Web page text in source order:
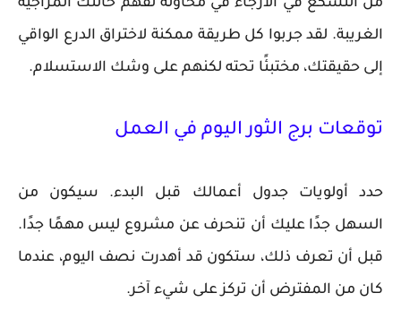
من التسكع في الأرجاء في محاولة لفهم حالتك المزاجية
الغريبة. لقد جربوا كل طريقة ممكنة لاختراق الدرع الواقي
إلى حقيقتك، مختبئًا تحته لكنهم على وشك الاستسلام.
توقعات برج الثور اليوم في العمل
حدد أولويات جدول أعمالك قبل البدء. سيكون من
السهل جدًا عليك أن تنحرف عن مشروع ليس مهمًا جدًا.
قبل أن تعرف ذلك، ستكون قد أهدرت نصف اليوم، عندما
كان من المفترض أن تركز على شيء آخر.